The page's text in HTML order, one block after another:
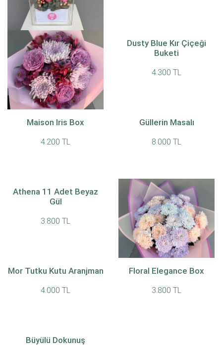
Sonsuz Sevda
8.000 TL
Zarif Bahar Demeti
4.200 TL
Dusty Blue Kır Çiçeği
Buketi
4.300 TL
Maison Iris Box
4.200 TL
Güllerin Masalı
8.000 TL
Athena 11 Adet Beyaz
Gül
3.800 TL
Pastel Mix Buket
4.200 TL 4.000 TL
Mor Tutku Kutu Aranjman
4.000 TL
Floral Elegance Box
3.800 TL
Büyülü Dokunuş